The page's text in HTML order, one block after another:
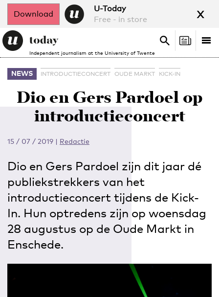
Download
U-Today
Free - in store
x
Independent journalism at the University of Twente
Search
Search
NEWS INTRODUCTIECONCERT OUDE MARKT KICK-IN
Dio en Gers Pardoel op
introductieconcert
15 / 07 / 2019 | Redactie
Dio en Gers Pardoel zijn dit jaar dé
publiekstrekkers van het
introductieconcert tijdens de Kick-
In. Hun optredens zijn op woensdag
28 augustus op de Oude Markt in
Enschede.